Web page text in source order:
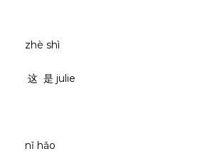
zhè shì
这 是 julie
nǐ hǎo